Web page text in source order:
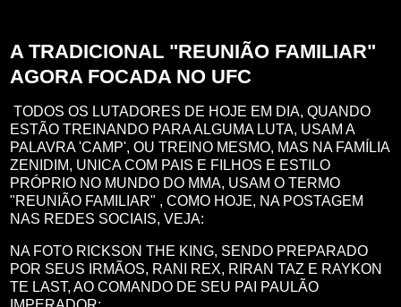
A TRADICIONAL "REUNIÃO FAMILIAR"
AGORA FOCADA NO UFC
TODOS OS LUTADORES DE HOJE EM DIA, QUANDO
ESTÃO TREINANDO PARA ALGUMA LUTA, USAM A
PALAVRA 'CAMP', OU TREINO MESMO, MAS NA FAMÍLIA
ZENIDIM, UNICA COM PAIS E FILHOS E ESTILO
PRÓPRIO NO MUNDO DO MMA, USAM O TERMO
"REUNIÃO FAMILIAR" , COMO HOJE, NA POSTAGEM
NAS REDES SOCIAIS, VEJA:
NA FOTO RICKSON THE KING, SENDO PREPARADO
POR SEUS IRMÃOS, RANI REX, RIRAN TAZ E RAYKON
TE LAST, AO COMANDO DE SEU PAI PAULÃO